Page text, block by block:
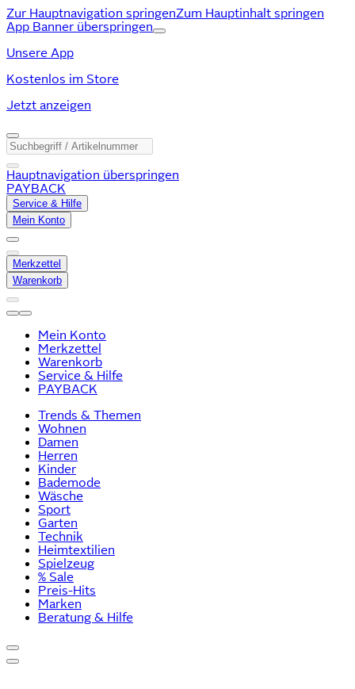
Zur Hauptnavigation springenZum Hauptinhalt springen
App Banner überspringen
Unsere App
Kostenlos im Store
Jetzt anzeigen
Hauptnavigation überspringen
PAYBACK
Service & Hilfe
Mein Konto
Merkzettel
Warenkorb
Mein Konto
Merkzettel
Warenkorb
Service & Hilfe
PAYBACK
Trends & Themen
Wohnen
Damen
Herren
Kinder
Bademode
Wäsche
Sport
Garten
Technik
Heimtextilien
Spielzeug
% Sale
Preis-Hits
Marken
Beratung & Hilfe